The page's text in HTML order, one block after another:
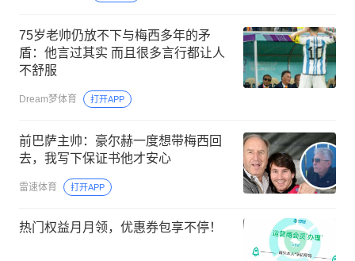
75岁老帅仍放不下与梅西多年的矛
盾：他言过其实 而且很多言行都让人
不舒服
Dream梦体育 打开APP
前巴萨主帅：豪尔赫一度想带梅西回
去，我写下保证书他才安心
雷速体育 打开APP
热门权益月月领，优惠券包享不停！